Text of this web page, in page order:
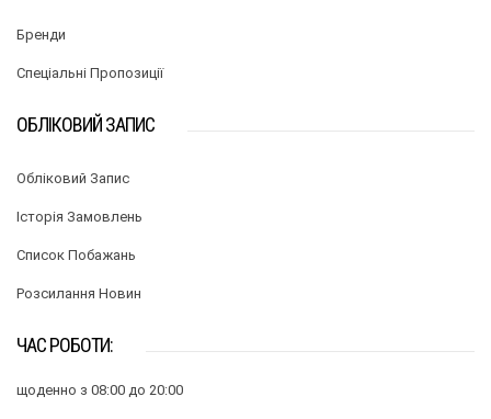
Бренди
Спеціальні Пропозиції
ОБЛІКОВИЙ ЗАПИС
Обліковий Запис
Історія Замовлень
Список Побажань
Розсилання Новин
ЧАС РОБОТИ:
щоденно з 08:00 до 20:00